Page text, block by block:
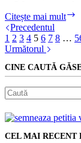
Citește mai mult
Precedentul
1 2 3 4 5 6 7 8 …
Următorul
CINE CAUTĂ
Niciun
CEL MAI RECENT